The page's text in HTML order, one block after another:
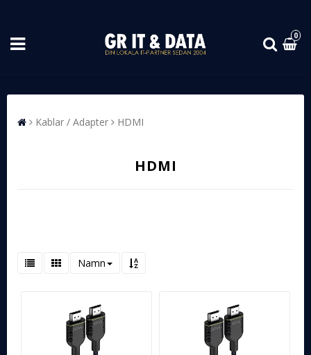
0
Kablar / Adapter HDMI
HDMI
Namn